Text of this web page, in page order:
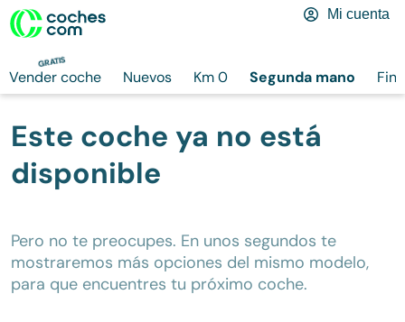
GRATIS
Vender coche Nuevos Km 0 Segunda mano
Mi cuenta
Este coche ya no está
disponible
Pero no te preocupes. En unos segundos te
mostraremos más opciones del mismo modelo,
para que encuentres tu próximo coche.